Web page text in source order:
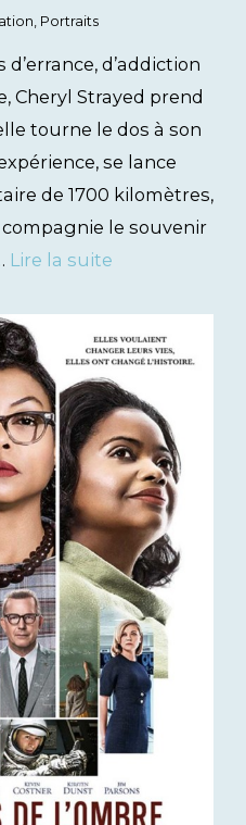
, Portraits
d’addiction
Cheryl Strayed prend
tourne le dos à son
se lance
de 1700 kilomètres,
le souvenir
Lire la suite